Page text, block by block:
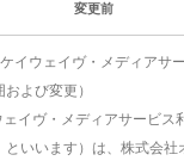
変更前
イウェイヴ・メディアサ
よび変更）
イヴ・メディアサービス
といいます）は、株式会社